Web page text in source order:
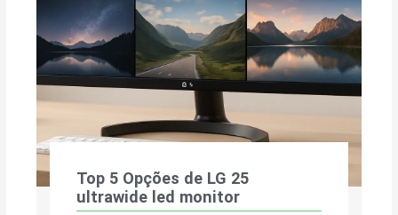
Top 5 Opções de LG 25
ultrawide led monitor